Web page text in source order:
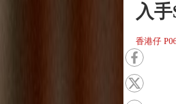
入
香港仔